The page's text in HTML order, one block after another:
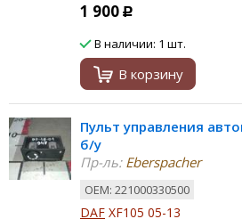
1 900 Р
В наличии: 1 шт.
В корзину
Пульт управления
б/у
Пр-ль:Eberspacher
ОЕМ: 221000330500
DAF XF105 05-13